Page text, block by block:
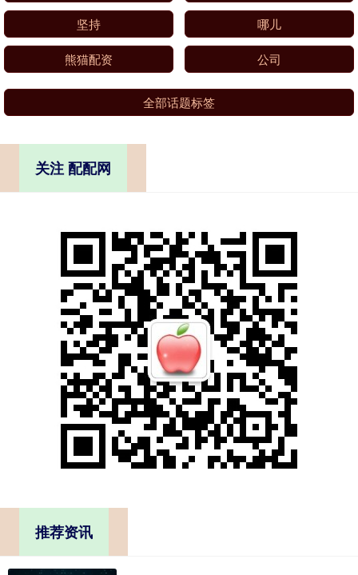
坚持 哪儿
熊猫配资 公司
全部话题标签
关注 配配网
推荐资讯